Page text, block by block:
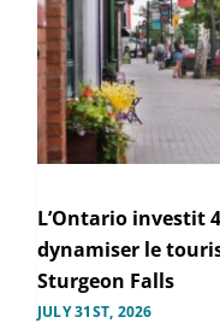
L’Ontario investit
dynamiser le
Sturgeon Falls
JULY 31ST, 2026